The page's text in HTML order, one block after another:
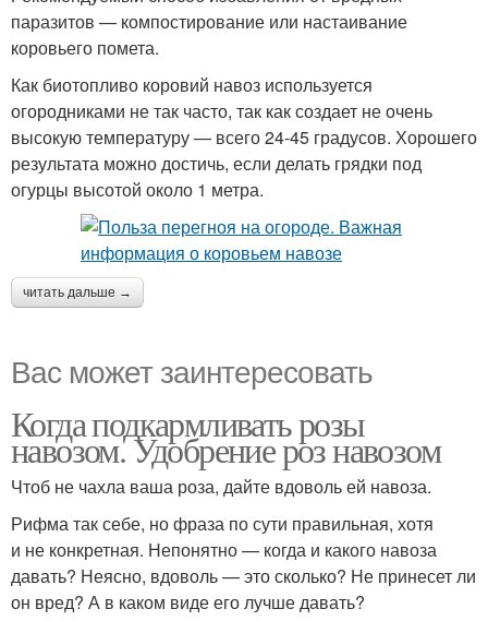
паразитов — компостирование или настаивание
коровьего помета.
Как биотопливо коровий навоз используется
огородниками не так часто, так как создает не очень
высокую температуру — всего 24-45 градусов. Хорошего
результата можно достичь, если делать грядки под
огурцы высотой около 1 метра.
читать дальше →
Вас может заинтересовать
Когда подкармливать розы
навозом. Удобрение роз навозом
Чтоб не чахла ваша роза, дайте вдоволь ей навоза.
Рифма так себе, но фраза по сути правильная, хотя
и не конкретная. Непонятно — когда и какого навоза
давать? Неясно, вдоволь — это сколько? Не принесет ли
он вред? А в каком виде его лучше давать?